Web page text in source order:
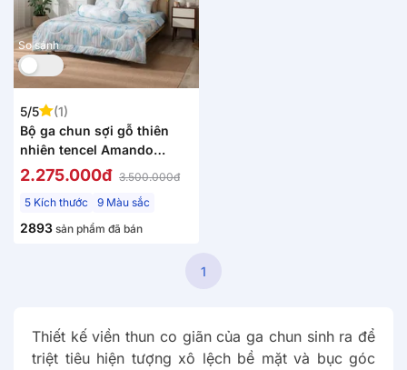
So sánh
5/5
(1)
Bộ ga chun sợi gỗ thiên
nhiên tencel Amando
Aleena 5 chi tiết
2.275.000đ 3.500.000đ
5 Kích thước
9 Màu sắc
2893 sản phẩm đã bán
1
Thiết kế viền thun co giãn của ga chun sinh ra để
triệt tiêu hiện tượng xô lệch bề mặt và bục góc